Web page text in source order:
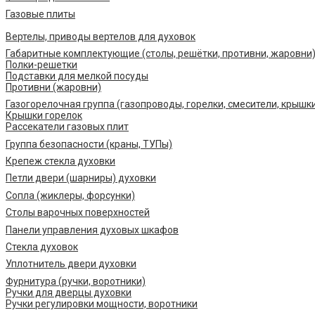
Газовые плиты
Вертелы, приводы вертелов для духовок
Габаритные комплектующие (столы, решётки, противни, жаровни)
Полки-решетки
Подставки для мелкой посуды
Противни (жаровни)
Газогорелочная группа (газопроводы, горелки, смесители,
Крышки горелок
Рассекатели газовых плит
Группа безопасности (краны, ТУПы)
Крепеж стекла духовки
Петли двери (шарниры) духовки
Сопла (жиклеры, форсунки)
Столы варочных поверхностей
Панели управления духовых шкафов
Стекла духовок
Уплотнитель двери духовки
Фурнитура (ручки, воротники)
Ручки для дверцы духовки
Ручки регулировки мощности, воротники